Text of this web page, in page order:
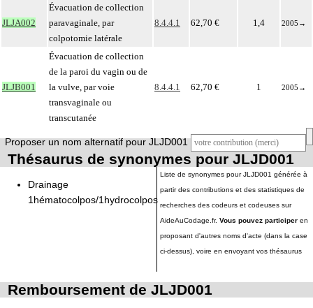
JLJA002
Évacuation de collection
paravaginale, par
colpotomie latérale
8.4.4.1 62,70 € 1,4 2005 →
JLJB001
Évacuation de collection
de la paroi du vagin ou de
la vulve, par voie
transvaginale ou
transcutanée
8.4.4.1 62,70 € 1 2005 →
Proposer un nom alternatif pour JLJD001
Thésaurus de synonymes pour JLJD001
Drainage
1hématocolpos/1hydrocolpos
Liste de synonymes pour JLJD001 générée à
partir des contributions et des statistiques de
recherches des codeurs et codeuses sur
AideAuCodage.fr. Vous pouvez participer en
proposant d'autres noms d'acte (dans la case
ci-dessus), voire en envoyant vos thésaurus
Remboursement de JLJD001